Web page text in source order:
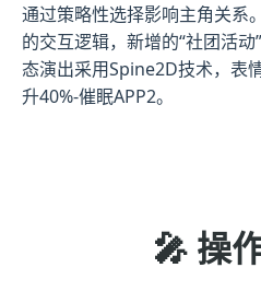
通过策略性选择影响主角关系
的交互逻辑，新增的“社团活
态演出采用Spine2D技术，表
升40%-催眠APP2。
🎤 操